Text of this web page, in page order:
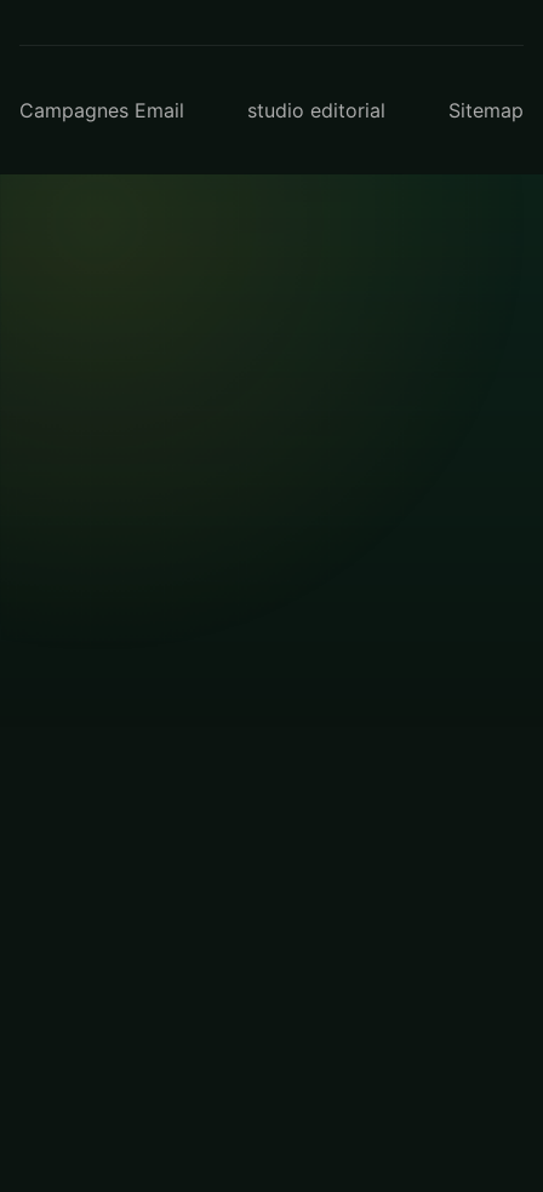
Campagnes Email studio editorial Sitemap